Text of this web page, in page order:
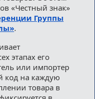
«Честный знак»
Группы
.
этапах его
или импортер
код на каждую
товара в